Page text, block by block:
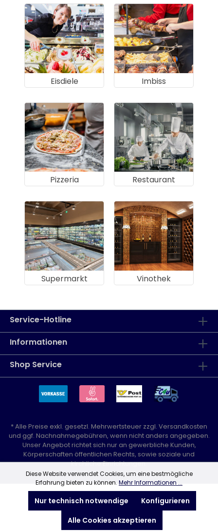
Eisdiele Imbiss
Pizzeria Restaurant
Supermarkt Vinothek
Service-Hotline
Informationen
Shop Service
* Alle Preise exkl. gesetzl. Mehrwertsteuer zzgl. Versandkosten
und ggf. Nachnahmegebühren, wenn nicht anders angegeben.
Unser Angebot richtet sich nur an gewerbliche Kunden,
Körperschaften öffentlichen Rechts, sowie soziale und
kirchliche Einrichtungen.
Diese Website verwendet Cookies, um eine bestmögliche
Erfahrung bieten zu können. Mehr Informationen ...
Nur technisch notwendige
Konfigurieren
Alle Cookies akzeptieren